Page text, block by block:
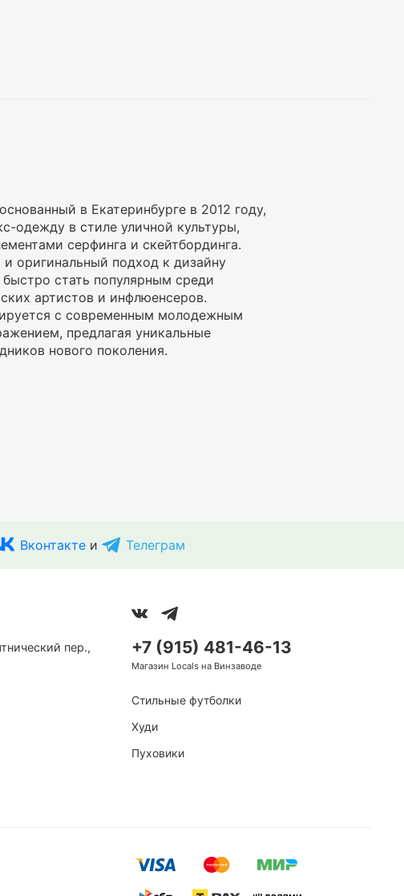
в Екатеринбурге в 2012 году,
одежду в стиле уличной культуры,
серфинга и скейтбординга.
оригинальный подход к дизайну
стать популярным среди
артистов и инфлюенсеров.
с современным молодежным
предлагая уникальные
нового поколения.
Вконтакте и Телеграм
пер.,
+7 (915) 481-46-13
Магазин Locals на Винзаводе
Стильные футболки
Худи
Пуховики